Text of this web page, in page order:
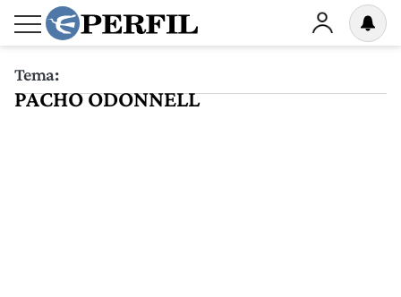
Tema:
PACHO ODONNELL